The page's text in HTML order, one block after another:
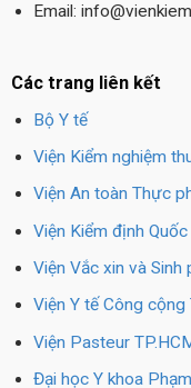
Email:
Các trang liên kết
Bộ Y tế
Viện Kiểm nghiệm
Viện An toàn Thực
Viện Kiểm định
Viện Vắc xin và Sinh
Viện Y tế Công cộng
Viện Pasteur
Đại học Y khoa